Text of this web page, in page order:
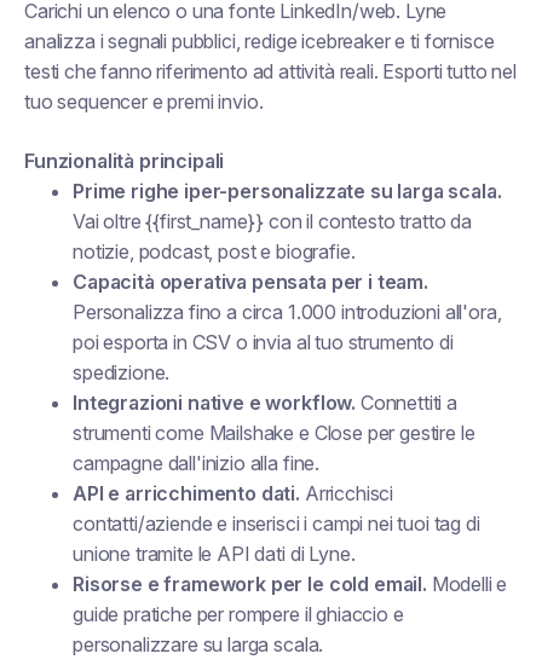
Carichi un elenco o una fonte LinkedIn/web. Lyne
analizza i segnali pubblici, redige icebreaker e ti fornisce
testi che fanno riferimento ad attività reali. Esporti tutto nel
tuo sequencer e premi invio.
Funzionalità principali
Prime righe iper-personalizzate su larga scala.
Vai oltre {{first_name}} con il contesto tratto da
notizie, podcast, post e biografie.
Capacità operativa pensata per i team.
Personalizza fino a circa 1.000 introduzioni all'ora,
poi esporta in CSV o invia al tuo strumento di
spedizione.
Integrazioni native e workflow. Connettiti a
strumenti come Mailshake e Close per gestire le
campagne dall'inizio alla fine.
API e arricchimento dati. Arricchisci
contatti/aziende e inserisci i campi nei tuoi tag di
unione tramite le API dati di Lyne.
Risorse e framework per le cold email. Modelli e
guide pratiche per rompere il ghiaccio e
personalizzare su larga scala.